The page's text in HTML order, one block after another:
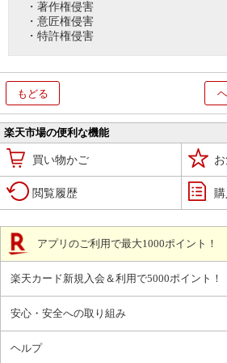
・著作権侵害
・意匠権侵害
・特許権侵害
もどる
楽天市場の便利な機能
買い物かご
閲覧履歴
アプリのご利用で最大1000ポイント！
楽天カード新規入会＆利用で5000ポイント！
安心・安全への取り組み
ヘルプ